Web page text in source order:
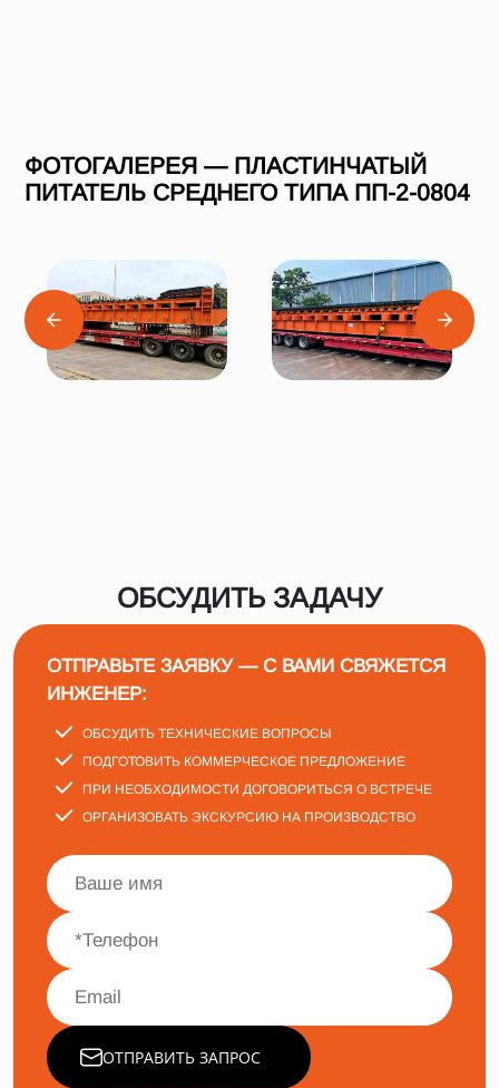
ФОТОГАЛЕРЕЯ — ПЛАСТИНЧАТЫЙ
ПИТАТЕЛЬ СРЕДНЕГО ТИПА ПП-2-0804
ОБСУДИТЬ ЗАДАЧУ
ОТПРАВЬТЕ ЗАЯВКУ — С ВАМИ СВЯЖЕТСЯ
ИНЖЕНЕР:
ОБСУДИТЬ ТЕХНИЧЕСКИЕ ВОПРОСЫ
ПОДГОТОВИТЬ КОММЕРЧЕСКОЕ ПРЕДЛОЖЕНИЕ
ПРИ НЕОБХОДИМОСТИ ДОГОВОРИТЬСЯ О ВСТРЕЧЕ
ОРГАНИЗОВАТЬ ЭКСКУРСИЮ НА ПРОИЗВОДСТВО
ОТПРАВИТЬ ЗАПРОС